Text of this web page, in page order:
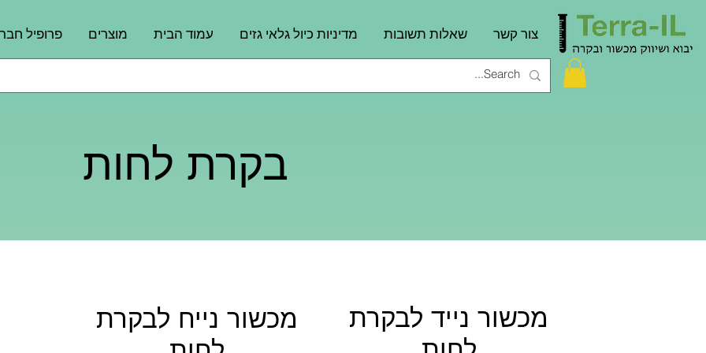
פרופיל מוצרים עמוד הבית מדיניות כיול גלאי גזים שאלות תשובות צור קשר
בקרת לחות
מכשור נייח לבקרת
מכשור נייד לבקרת